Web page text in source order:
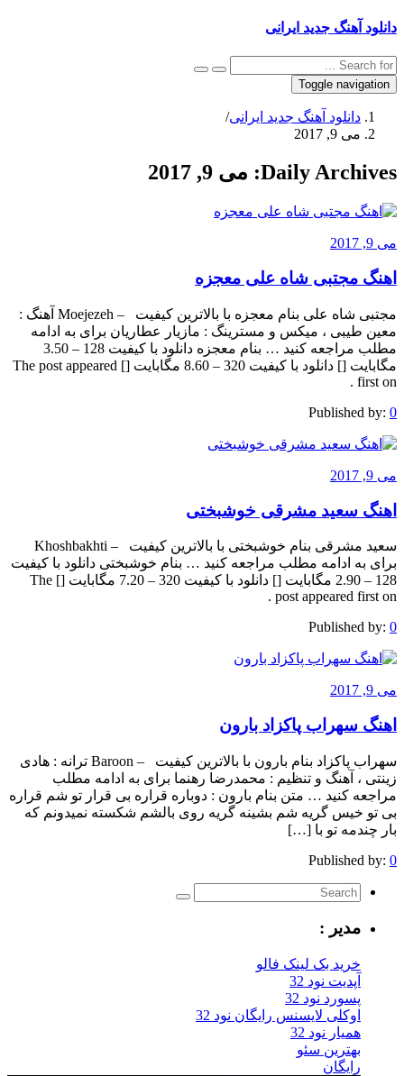
دانلود آهنگ جدید ایرانی
Toggle navigation
دانلود آهنگ جدید ایرانی/
می 9, 2017
Daily Archives: می 9, 2017
می 9, 2017
اهنگ مجتبی شاه علی معجزه
مجتبی شاه علی بنام معجزه با بالاترین کیفیت – Moejezeh آهنگ :
معین طیبی ، میکس و مسترینگ : مازیار عطاریان برای به ادامه
مطلب مراجعه کنید … بنام معجزه دانلود با کیفیت 128 – 3.50
مگابایت [] دانلود با کیفیت 320 – 8.60 مگابایت [] The post appeared
first on .
Published by: 0
می 9, 2017
اهنگ سعید مشرقی خوشبختی
سعید مشرقی بنام خوشبختی با بالاترین کیفیت – Khoshbakhti
برای به ادامه مطلب مراجعه کنید … بنام خوشبختی دانلود با کیفیت
128 – 2.90 مگابایت [] دانلود با کیفیت 320 – 7.20 مگابایت [] The
post appeared first on .
Published by: 0
می 9, 2017
اهنگ سهراب پاکزاد بارون
سهراب پاکزاد بنام بارون با بالاترین کیفیت – Baroon ترانه : هادی
زینتی ، آهنگ و تنظیم : محمدرضا رهنما برای به ادامه مطلب
مراجعه کنید … متن بنام بارون : دوباره قراره بی قرار تو شم قراره
بی تو خیس گریه شم بشینه گریه روی بالشم شکسته نمیدونم که
بار چندمه تو با […]
Published by: 0
مدیر :
خرید بک لینک فالو
آپدیت نود 32
پسورد نود 32
اوکلی لایسنس رایگان نود 32
همیار نود 32
بهترین سئو
رایگان